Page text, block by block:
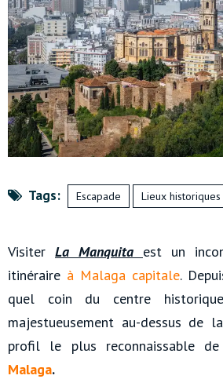
Tags: Escapade Lieux historiques
Visiter La Manquita est un
itinéraire à Malaga capitale.
quel coin du centre
majestueusement au-dessus de
profil le plus reconnaissable
Malaga.